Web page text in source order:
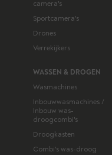
camera's
Sportcamera's
Drones
Verrekijkers
WASSEN & DROGEN
Wasmachines
Inbouwwasmachines /
Inbouw was-
droogcombi's
Droogkasten
Combi's was-droog